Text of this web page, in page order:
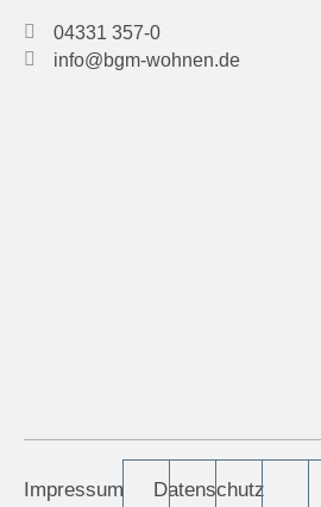
04331 357-0
info@bgm-wohnen.de
Impressum Datenschutz